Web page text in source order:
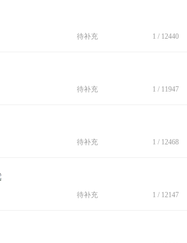
待补充 1 / 12440
待补充 1 / 11947
待补充 1 / 12468
待补充 1 / 12147